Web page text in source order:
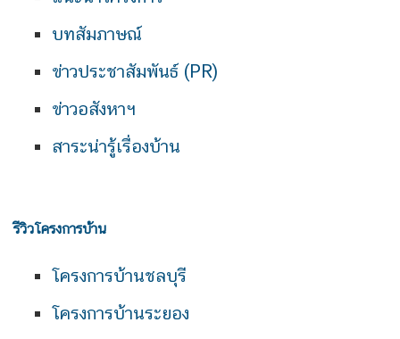
บทสัมภาษณ์
ข่าวประชาสัมพันธ์ (PR)
ข่าวอสังหาฯ
สาระน่ารู้เรื่องบ้าน
รีวิวโครงการบ้าน
โครงการบ้านชลบุรี
โครงการบ้านระยอง